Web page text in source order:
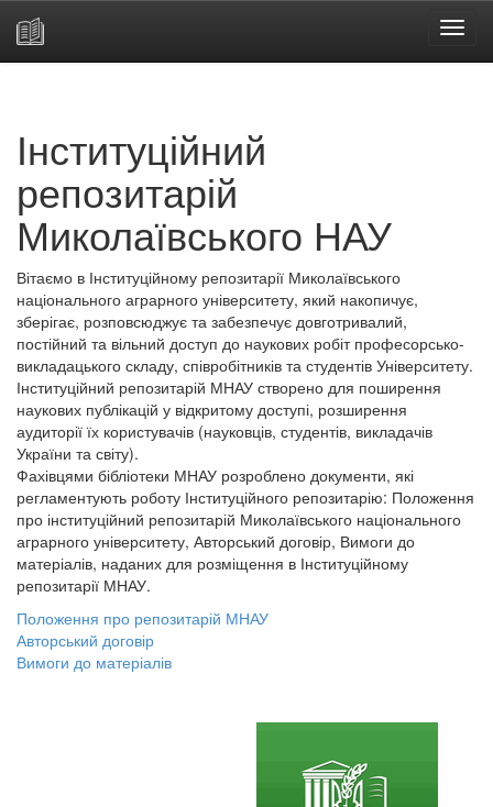
Інституційний
репозитарій
Миколаївського НАУ
Вітаємо в Інституційному репозитарії Миколаївського
національного аграрного університету, який накопичує,
зберігає, розповсюджує та забезпечує довготривалий,
постійний та вільний доступ до наукових робіт професорсько-
викладацького складу, співробітників та студентів Університету.
Інституційний репозитарій МНАУ створено для поширення
наукових публікацій у відкритому доступі, розширення
аудиторії їх користувачів (науковців, студентів, викладачів
України та світу).
Фахівцями бібліотеки МНАУ розроблено документи, які
регламентують роботу Інституційного репозитарію: Положення
про інституційний репозитарій Миколаївського національного
аграрного університету, Авторський договір, Вимоги до
матеріалів, наданих для розміщення в Інституційному
репозитарії МНАУ.
Положення про репозитарій МНАУ
Авторський договір
Вимоги до матеріалів